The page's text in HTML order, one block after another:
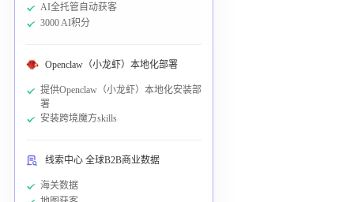
AI全托管自动获客
3000 AI积分
Openclaw（小龙虾）本地化部署
提供Openclaw（小龙虾）本地化安装部
署
安装跨境魔方skills
线索中心 全球B2B商业数据
海关数据